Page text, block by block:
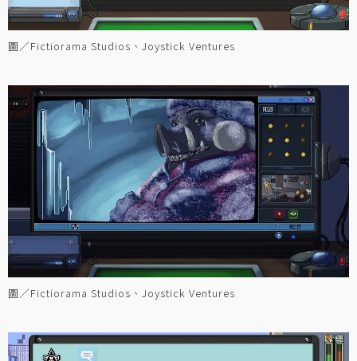
圖／Fictiorama Studios、Joystick Ventures
圖／Fictiorama Studios、Joystick Ventures